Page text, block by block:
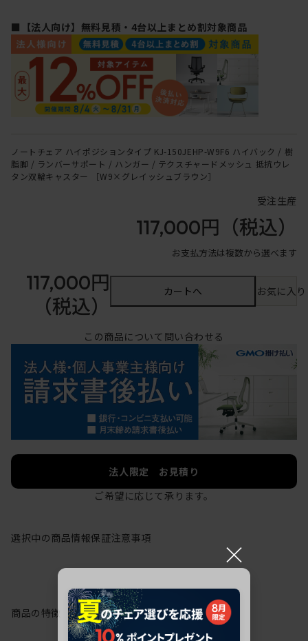
■【法人向け】無料見積・4台以上まとめ割対象商品
ノートチェア ハイポジションタイプ KJ-150JEHP-W9F6 ハイバック / 樹
脂脚 / ランバーサポート / ハンガー / テクスチャードメッシュ 抵抗ウレ
タン双輪キャスター ［W9×グレイッシュブラウン］
受注生産
117,000円 （税込）
お支払方法は複数から選べます
117,000円
（税込）
カートへ お気に入
この商品について問い合わせる
法人限定 お見積り
ご希望に応じて承ります。
選択中の商品情報保証注意事項
商品の特徴
×